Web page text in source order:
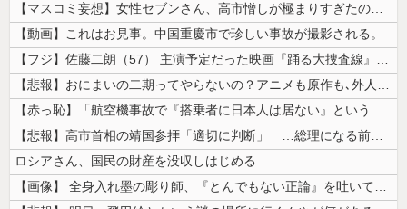
【マスコミ妄想】女性セブンさん、高市憎しが極まりすぎたのか、過去一級の...
【動画】これはお見事。中国重慶市で珍しい事故が撮影される。
【フジ】佐藤二朗（57） 主演予定だった映画『踊る大捜査線』スピンオフ...
【悲報】おにまいの二期ってやらないの？アニメも原作も､外人からも人気あ...
【赤っ恥】「航空機事故で『搭乗者に日本人は居ない』という発表は嫌い。人...
【悲報】高市首相の靖国参拝「適切に判断」 …総理になる前の昨年は参拝
ロシアさん、国民の財産を没収しはじめる
【画像】 全身入れ墨の彫り師、『とんでもない正論』を吐いて30万再生さ...